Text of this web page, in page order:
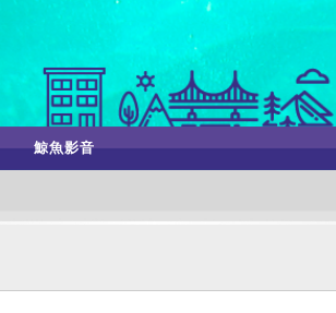
鯨魚影音